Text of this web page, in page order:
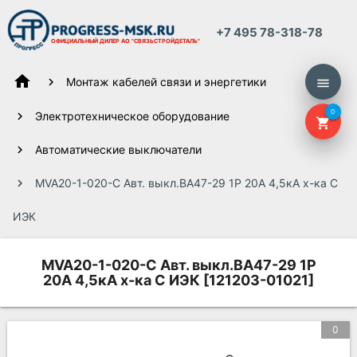
ОФИЦИАЛЬНЫЙ ДИЛЕР АО "СВЯЗЬСТРОЙДЕТАЛЬ"
+7 495 78-318-78
menu
shopping_cart
0
home Монтаж кабелей связи и энергетики
Электротехническое оборудование
Автоматические выключатели
MVA20-1-020-C Авт. выкл.ВА47-29 1Р 20А 4,5кА х-ка С
ИЭК
MVA20-1-020-C Авт. выкл.ВА47-29 1Р
20А 4,5кА х-ка С ИЭК [121203-01021]
0